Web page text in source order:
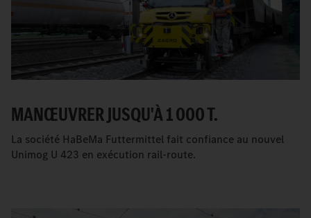
MANŒUVRER JUSQU'À 1 000 T.
La société HaBeMa Futtermittel fait confiance au nouvel
Unimog U 423 en exécution rail-route.